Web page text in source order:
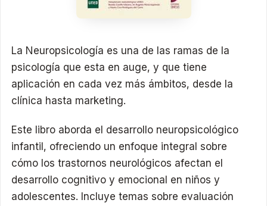
La Neuropsicología es una de las ramas de la
psicología que esta en auge, y que tiene
aplicación en cada vez más ámbitos, desde la
clínica hasta marketing.
Este libro aborda el desarrollo neuropsicológico
infantil, ofreciendo un enfoque integral sobre
cómo los trastornos neurológicos afectan el
desarrollo cognitivo y emocional en niños y
adolescentes. Incluye temas sobre evaluación